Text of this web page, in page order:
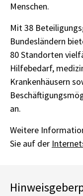
Menschen.
Mit 38
Bundesländern
80 Standorten
Hilfebedarf,
Krankenhäusern
an.
Weitere
Sie auf der